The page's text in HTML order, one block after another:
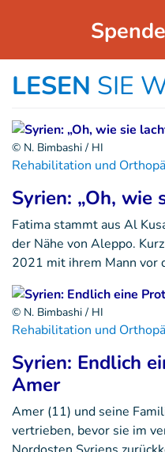
LESEN SIE
© N. Bimbashi / HI
Rehabilitation und
Syrien: „Oh, wie
Fatima stammt aus Al
der Nähe von Aleppo.
2021 mit ihrem Mann vor
© N. Bimbashi / HI
Rehabilitation und
Syrien: Endlich
Amer
Amer (11) und seine
vertrieben, bevor sie im